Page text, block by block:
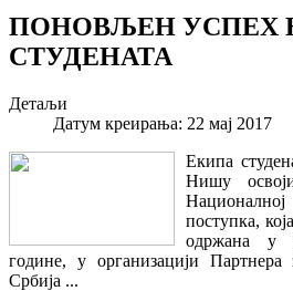
ПОНОВЉЕН УСПЕХ
СТУДЕНАТА
Детаљи
Датум креирања: 22 мај 2017
Екипа
Нишу
поступка,
одржана у
године, у организацији Партнера
Србија ...